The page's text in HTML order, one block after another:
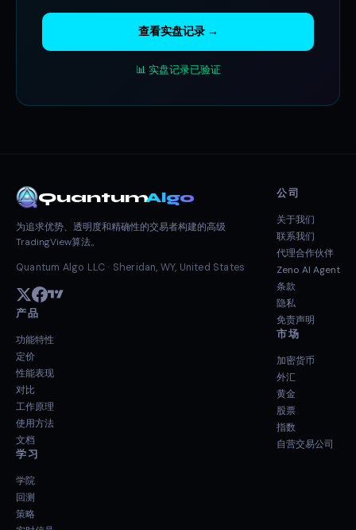
查看实盘记录 →
📊 实盘记录已验证
QuantumAlgo
为追求优势、透明度和精确性的交易者构建的高级
TradingView算法。
Quantum Algo LLC · Sheridan, WY, United States
产品
功能特性
定价
性能表现
对比
工作原理
使用方法
文档
学习
学院
回测
策略
公司
关于我们
联系我们
代理合作伙伴
Zeno AI Agent
条款
隐私
免责声明
市场
加密货币
外汇
黄金
股票
指数
自营交易公司